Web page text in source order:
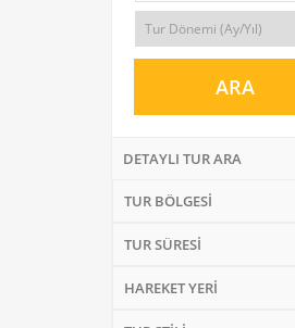
DETAYLI TUR ARA
TUR BÖLGESİ
TUR SÜRESİ
HAREKET YERİ